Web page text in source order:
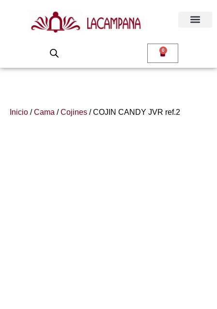
0
Inicio /Cama /Cojines / COJIN CANDY JVR ref.2